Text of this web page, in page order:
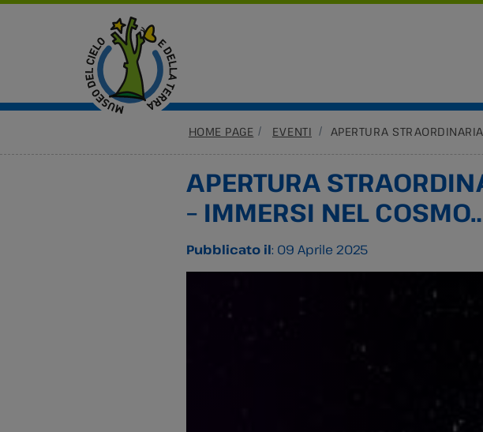
HOME PAGE EVENTI APERTURA
APERTURA
– IMMERSI NEL
Pubblicato il: 09 Aprile 2025